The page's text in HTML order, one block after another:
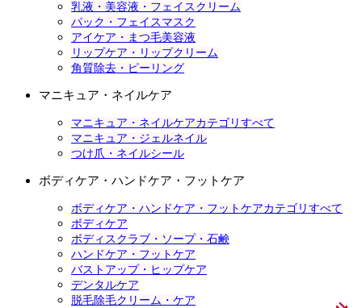
乳液・美容液・フェイスクリーム
パック・フェイスマスク
アイケア・まつ毛美容液
リップケア・リップクリーム
角質除去・ピーリング
マニキュア・ネイルケア
マニキュア・ネイルケアカテゴリすべて
マニキュア・ジェルネイル
つけ爪・ネイルシール
ボディケア・ハンドケア・フットケア
ボディケア・ハンドケア・フットケアカテゴリすべて
ボディケア
ボディスクラブ・ソープ・石鹸
ハンドケア・フットケア
バストアップ・ヒップケア
デンタルケア
脱毛除毛クリーム・ケア